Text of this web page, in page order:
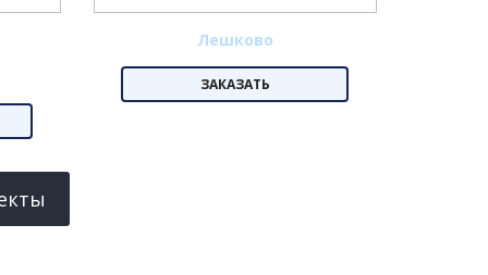
Лешково
ЗАКАЗАТЬ